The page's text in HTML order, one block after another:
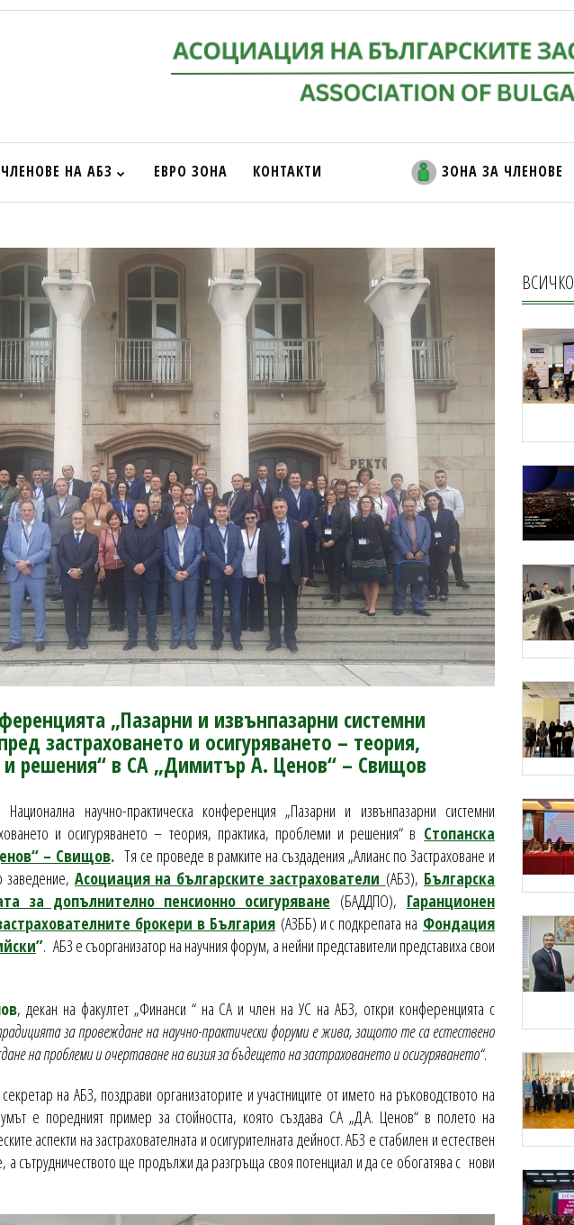
ЧЛЕНОВЕ НА АБЗ ЕВРО ЗОНА КОНТАКТИ ЗОНА ЗА ЧЛЕНОВЕ
„Пазарни и извънпазарни системни
застраховането и осигуряването – теория,
и решения“ в СА „Димитър А. Ценов“ – Свищов
научно-практическа конференция „Пазарни и извънпазарни системни
и осигуряването – теория, практика, проблеми и решения“ в Стопанска
– Свищов.Тя се проведе в рамките на създадения „Алианс по Застраховане и
заведение, Асоциация на българските застрахователи (АБЗ), Българска
за допълнително пенсионно осигуряване (БАДДПО), Гаранционен
брокери в България(АЗББ) и с подкрепата на Фондация
”. АБЗ е съорганизатор на научния форум, а нейни представители представиха свои
, декан на факултет „Финанси “ на СА и член на УС на АБЗ, откри конференцията с
за провеждане на научно-практически форуми е жива, защото те са естествено
на проблеми и очертаване на визия за бъдещето на застраховането и осигуряването“.
на АБЗ, поздрави организаторите и участниците от името на ръководството на
е поредният пример за стойността, която създава СА „Д.А. Ценов“ в полето на
аспекти на застрахователната и осигурителната дейност. АБЗ е стабилен и естествен
а сътрудничеството ще продължи да разгръща своя потенциал и да се обогатява с нови
ВСИЧКО